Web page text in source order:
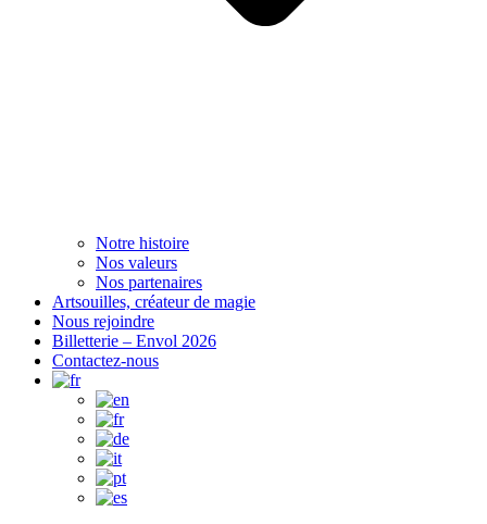
Notre histoire
Nos valeurs
Nos partenaires
Artsouilles, créateur de magie
Nous rejoindre
Billetterie – Envol 2026
Contactez-nous